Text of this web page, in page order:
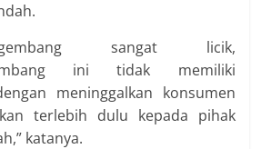
sangat licik,
ini tidak memiliki
meninggalkan konsumen
terlebih dulu kepada pihak
katanya.